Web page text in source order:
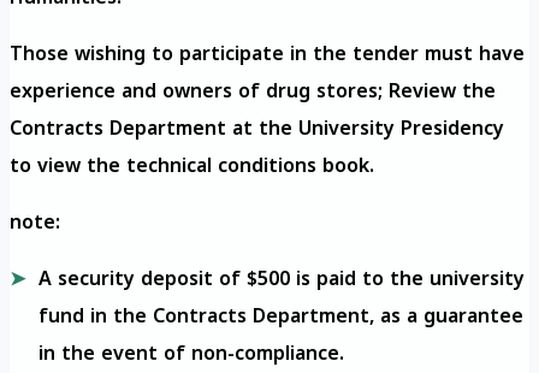
Those wishing to participate in the tender must have
experience and owners of drug stores; Review the
Contracts Department at the University Presidency
to view the technical conditions book.
note:
A security deposit of $500 is paid to the university
fund in the Contracts Department, as a guarantee
in the event of non-compliance.